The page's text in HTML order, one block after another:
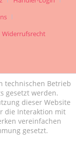
Widerrufsrecht
technischen Betrieb
gesetzt werden.
dieser Website
die Interaktion mit
vereinfachen
gesetzt.